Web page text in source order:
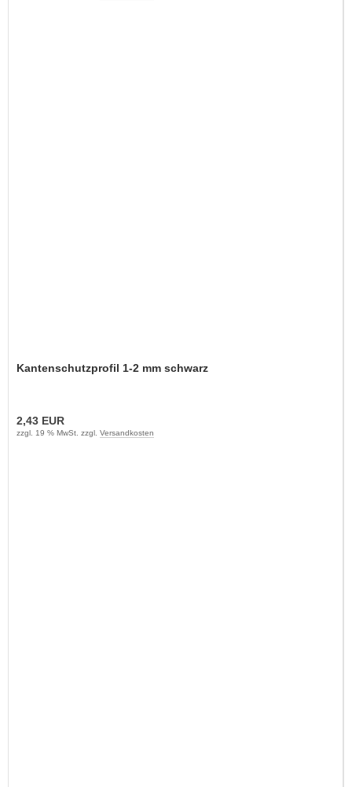
Kantenschutzprofil 1-2 mm schwarz
2,43 EUR
zzgl. 19 % MwSt. zzgl. Versandkosten